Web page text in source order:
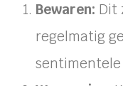
Bewaren: Dit
regelmatig